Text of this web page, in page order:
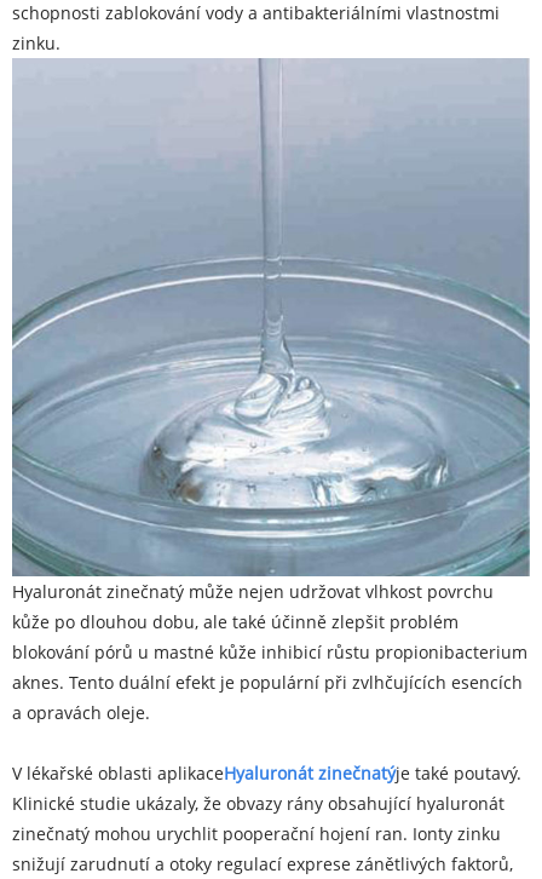
schopnosti zablokování vody a antibakteriálními vlastnostmi
zinku.
Hyaluronát zinečnatý může nejen udržovat vlhkost povrchu
kůže po dlouhou dobu, ale také účinně zlepšit problém
blokování pórů u mastné kůže inhibicí růstu propionibacterium
aknes. Tento duální efekt je populární při zvlhčujících esencích
a opravách oleje.
V lékařské oblasti aplikaceHyaluronát zinečnatýje také poutavý.
Klinické studie ukázaly, že obvazy rány obsahující hyaluronát
zinečnatý mohou urychlit pooperační hojení ran. Ionty zinku
snižují zarudnutí a otoky regulací exprese zánětlivých faktorů,